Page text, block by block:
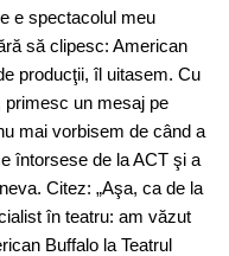
e spectacolul meu
să clipesc: American
producţii, îl uitasem. Cu
primesc un mesaj pe
mai vorbisem de când a
întorsese de la ACT şi a
Citez: „Aşa, ca de la
în teatru: am văzut
Buffalo la Teatrul